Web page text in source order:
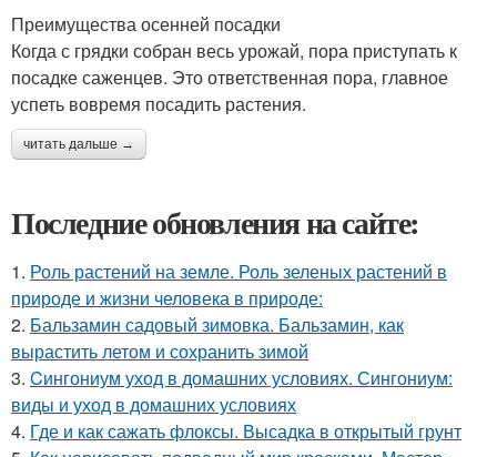
Преимущества осенней посадки
Когда с грядки собран весь урожай, пора приступать к
посадке саженцев. Это ответственная пора, главное
успеть вовремя посадить растения.
читать дальше →
Последние обновления на сайте:
1. Роль растений на земле. Роль зеленых растений в
природе и жизни человека в природе:
2. Бальзамин садовый зимовка. Бальзамин, как
вырастить летом и сохранить зимой
3. Cингониум уход в домашних условиях. Сингониум:
виды и уход в домашних условиях
4. Где и как сажать флоксы. Высадка в открытый грунт